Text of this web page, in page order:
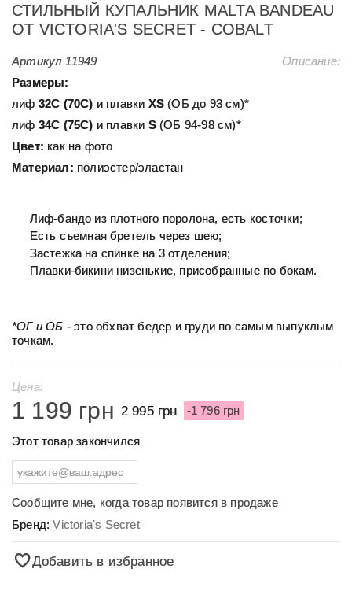
СТИЛЬНЫЙ КУПАЛЬНИК MALTA BANDEAU
ОТ VICTORIA'S SECRET - COBALT
Артикул 11949
Описание:
Размеры:
лиф 32С (70С) и плавки XS (ОБ до 93 см)*
лиф 34С (75С) и плавки S(ОБ 94-98 см)*
Цвет: как на фото
Материал: полиэстер/эластан
Лиф-бандо из плотного поролона, есть косточки;
Есть съемная бретель через шею;
Застежка на спинке на 3 отделения;
Плавки-бикини низенькие, присобранные по бокам.
*ОГ и ОБ - это обхват бедер и груди по самым выпуклым
точкам.
Цена:
1 199 грн 2 995 грн -1 796 грн
Этот товар закончился
Сообщите мне, когда товар появится в продаже
Бренд:Victoria's Secret
Добавить в избранное